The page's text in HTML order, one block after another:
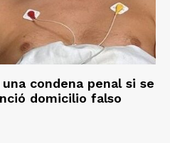
condena penal si se
domicilio falso